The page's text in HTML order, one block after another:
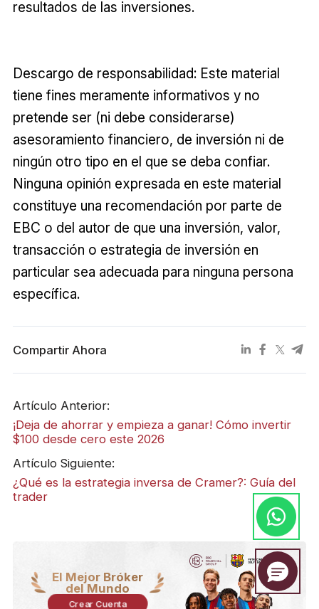
resultados de las inversiones.
Descargo de responsabilidad: Este material
tiene fines meramente informativos y no
pretende ser (ni debe considerarse)
asesoramiento financiero, de inversión ni de
ningún otro tipo en el que se deba confiar.
Ninguna opinión expresada en este material
constituye una recomendación por parte de
EBC o del autor de que una inversión, valor,
transacción o estrategia de inversión en
particular sea adecuada para ninguna persona
específica.
Compartir Ahora
Artículo Anterior:
¡Deja de ahorrar y empieza a ganar! Cómo invertir
$100 desde cero este 2026
Artículo Siguiente:
¿Qué es la estrategia inversa de Cramer?: Guía del
trader
El Mejor Bróker
del Mundo
Crear Cuenta